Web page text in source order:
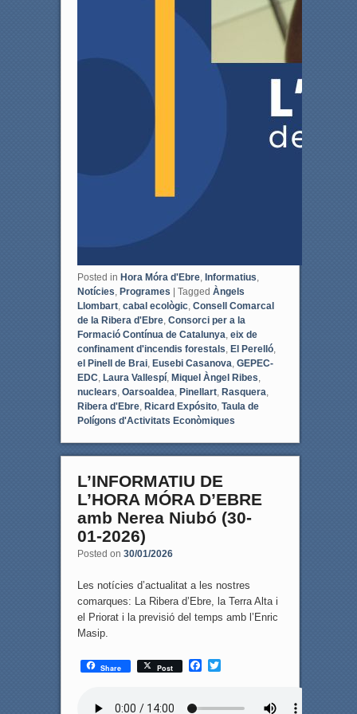
Posted in Hora Móra d'Ebre, Informatius
Notícies Programes | Tagged Àngels
Llombart, cabal ecològic, Consell Comarcal
de la Ribera d'Ebre, Consorci per a la
Formació Contínua de Catalunya eix de
confinament d'incendis forestals El Perelló,
el Pinell de Brai, Eusebi Casanova GEPEC-
EDC Laura Vallespí, Miquel Àngel Ribes
nuclears Oarsoaldea Pinellart, Rasquera
Ribera d'Ebre, Ricard Expósito, Taula de
Polígons d'Activitats Econòmiques
L’INFORMATIU DE
L’HORA MÓRA D’EBRE
amb Nerea Niubó (30-
01-2026)
Posted on 30/01/2026
Les notícies d’actualitat a les nostres
comarques: La Ribera d’Ebre, la Terra Alta i
el Priorat i la previsió del temps amb l’Enric
Masip.
Share Post
F
T